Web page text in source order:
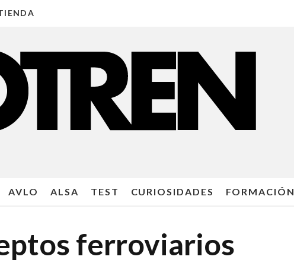
AVLO ALSA TEST CURIOSIDADES FORMACIÓN
ferroviarios